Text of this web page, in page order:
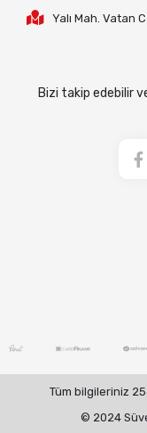
Yalı Mah. Vatan
Bizi takip edebilir
Tüm bilgileriniz
© 2024